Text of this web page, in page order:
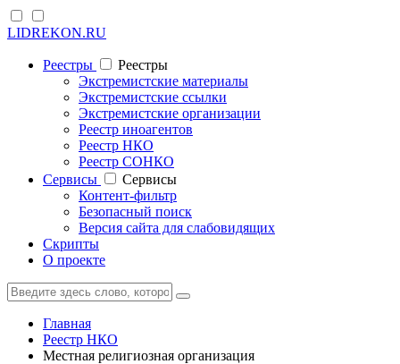
LIDREKON.RU
Реестры
Реестры
Экстремистские материалы
Экстремистские ссылки
Экстремистские организации
Реестр иноагентов
Реестр НКО
Реестр СОНКО
Cервисы
Cервисы
Контент-фильтр
Безопасный поиск
Версия сайта для слабовидящих
Скрипты
О проекте
Главная
Реестр НКО
Местная религиозная организация